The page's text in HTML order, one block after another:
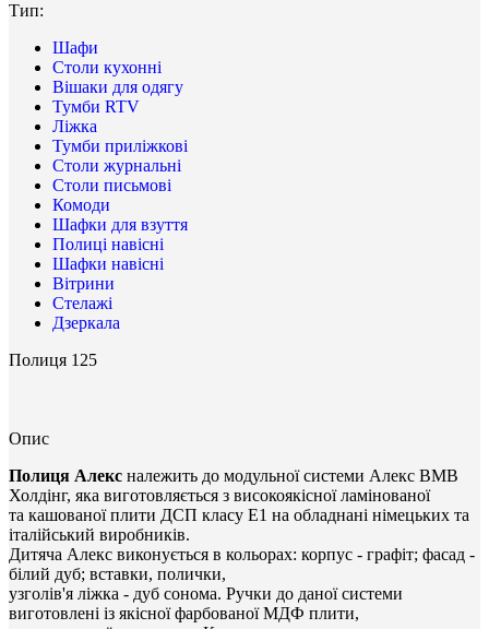
Тип:
Шафи
Столи кухонні
Вішаки для одягу
Тумби RTV
Ліжка
Тумби приліжкові
Столи журнальні
Столи письмові
Комоди
Шафки для взуття
Полиці навісні
Шафки навісні
Вітрини
Стелажі
Дзеркала
Полиця 125
Опис
Полиця Алекс належить до модульної системи Алекс ВМВ
Холдінг, яка виготовляється з високоякісної ламінованої
та кашованої плити ДСП класу Е1 на обладнані німецьких та
італійський виробників.
Дитяча Алекс виконується в кольорах: корпус - графіт; фасад -
білий дуб; вставки, полички,
узголів'я ліжка - дуб сонома. Ручки до даної системи
виготовлені із якісної фарбованої МДФ плити,